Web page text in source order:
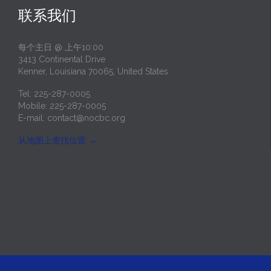
联系我们
每个主日 @ 上午10:00
3413 Continental Drive
Kenner, Louisiana 70065, United States
Tel: 225-287-0005
Mobile: 225-287-0005
E-mail: contact@nocbc.org
从地图上查找位置 →